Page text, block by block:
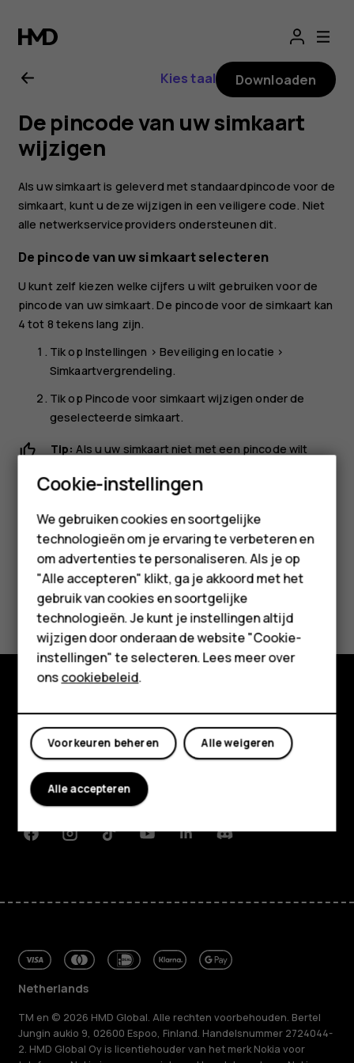
voor
Nokia
2.1
Smartphones
Feature phones
Accessoires
HMD Terra M
Voor bedrijven
Tablets
Shop
Mijn account
Kies taal Downloaden
De pincode van uw simkaart
wijzigen
Als uw simkaart is geleverd met standaardpincode voor de
simkaart, kunt u deze wijzigen in een veiligere code. Niet
alle netwerkserviceproviders ondersteunen dit.
De pincode van uw simkaart selecteren
U kunt zelf kiezen welke cijfers u wilt gebruiken voor de
pincode van uw simkaart. De pincode voor de simkaart kan
4 tot 8 tekens lang zijn.
Tik op Instellingen >Beveiliging en locatie >
Simkaartvergrendeling.
Tik op Pincode voor simkaart wijzigen onder de
geselecteerde simkaart.
Tip: Als u uw simkaart niet met een pincode wilt
voert u de huidige pincode in.
Was deze informatie nuttig?
Ja Nee
Shop
Over ons
Planet and people
Klantenservice
FacebookInstagramTiktokYoutubeLinkedinDiscord
Netherlands
TM en © 2026 HMD Global. Alle rechten voorbehouden. Bertel
Jungin aukio 9, 02600 Espoo, Finland. Handelsnummer 2724044-
2. HMD Global Oy is licentiehouder van het merk Nokia voor
Cookie-instellingen
We gebruiken cookies en soortgelijke
technologieën om je ervaring te verbeteren en
om advertenties te personaliseren. Als je op
"Alle accepteren" klikt, ga je akkoord met het
gebruik van cookies en soortgelijke
technologieën. Je kunt je instellingen altijd
wijzigen door onderaan de website "Cookie-
instellingen" te selecteren. Lees meer over
onscookiebeleid.
Alle weigeren
Voorkeuren beheren
Alle accepteren